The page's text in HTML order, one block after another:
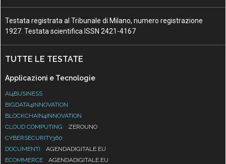
Testata registrata al Tribunale di Milano, numero registrazione
1927. Testata scientifica ISSN 2421-4167
TUTTE LE TESTATE
Applicazioni e Tecnologie
AI4BUSINESS
BIGDATA4INNOVATION
BLOCKCHAIN4INNOVATION
CLOUD COMPUTING
ZEROUNO
CYBERSECURITY360
DOCUMENTI
AGENDADIGITALE.EU
ECOMMERCE
AGENDADIGITALE.EU